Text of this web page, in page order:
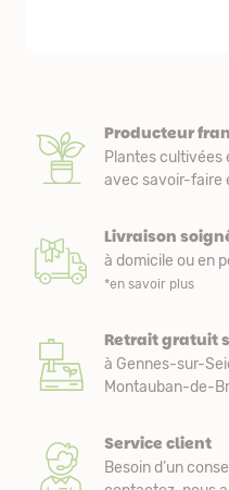
Producteur
Plantes cultivées
avec savoir-faire
Livraison
à domicile ou en
*en savoir plus
Retrait gratuit
à Gennes-sur-
Montauban-de-
Service client
Besoin d’un